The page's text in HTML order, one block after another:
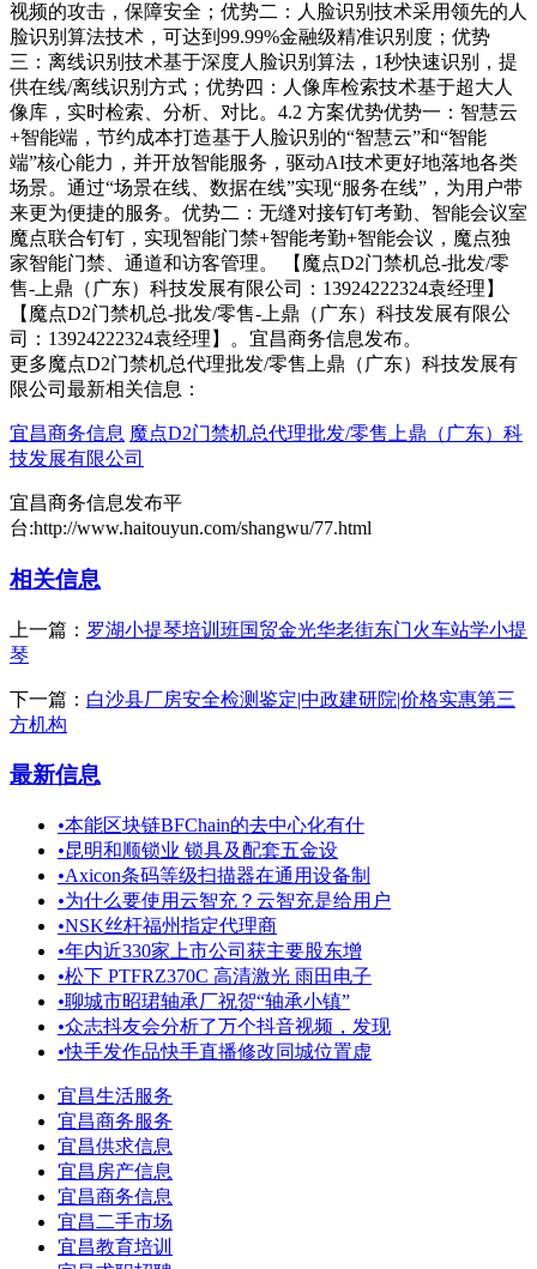
视频的攻击，保障安全；优势二：人脸识别技术采用领先的人
脸识别算法技术，可达到99.99%金融级精准识别度；优势
三：离线识别技术基于深度人脸识别算法，1秒快速识别，提
供在线/离线识别方式；优势四：人像库检索技术基于超大人
像库，实时检索、分析、对比。4.2 方案优势优势一：智慧云
+智能端，节约成本打造基于人脸识别的“智慧云”和“智能
端”核心能力，并开放智能服务，驱动AI技术更好地落地各类
场景。通过“场景在线、数据在线”实现“服务在线”，为用户带
来更为便捷的服务。优势二：无缝对接钉钉考勤、智能会议室
魔点联合钉钉，实现智能门禁+智能考勤+智能会议，魔点独
家智能门禁、通道和访客管理。 【魔点D2门禁机总-批发/零
售-上鼎（广东）科技发展有限公司：13924222324袁经理】
【魔点D2门禁机总-批发/零售-上鼎（广东）科技发展有限公
司：13924222324袁经理】。宜昌商务信息发布。
更多魔点D2门禁机总代理批发/零售上鼎（广东）科技发展有
限公司最新相关信息：
宜昌商务信息 魔点D2门禁机总代理批发/零售上鼎（广东）科
技发展有限公司
宜昌商务信息发布平
台:http://www.haitouyun.com/shangwu/77.html
相关信息
上一篇： 罗湖小提琴培训班国贸金光华老街东门火车站学小提
琴
下一篇： 白沙县厂房安全检测鉴定|中政建研院|价格实惠第三
方机构
最新信息
•本能区块链BFChain的去中心化有什
•昆明和顺锁业 锁具及配套五金设
•Axicon条码等级扫描器在通用设备制
•为什么要使用云智充？云智充是给用户
•NSK丝杆福州指定代理商
•年内近330家上市公司获主要股东增
•松下 PTFRZ370C 高清激光 雨田电子
•聊城市昭珺轴承厂祝贺“轴承小镇”
•众志抖友会分析了万个抖音视频，发现
•快手发作品快手直播修改同城位置虚
宜昌生活服务
宜昌商务服务
宜昌供求信息
宜昌房产信息
宜昌商务信息
宜昌二手市场
宜昌教育培训